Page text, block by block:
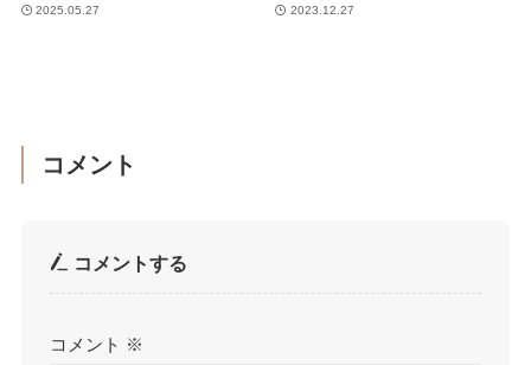
2025.05.27 2023.12.27
コメント
コメントする
コメント ※